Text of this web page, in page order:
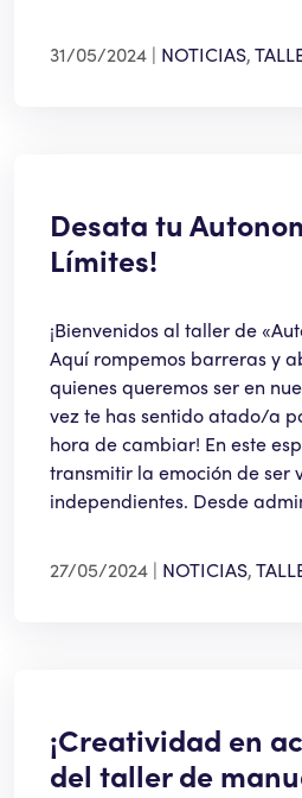
31/05/2024 NOTICIAS,
Desata tu
Límites!
¡Bienvenidos al taller de
Aquí rompemos barreras y
quienes queremos ser en
vez te has sentido atado/a
hora de cambiar! En este
transmitir la emoción de ser
independientes. Desde
27/05/2024 NOTICIAS,
¡Creatividad en
del taller de